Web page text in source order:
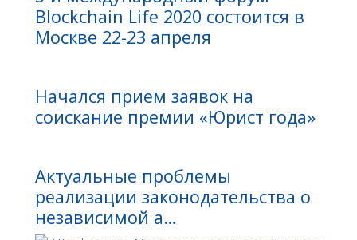
Blockchain Life 2020 состоится в
Москве 22-23 апреля
Начался прием заявок на
соискание премии «Юрист года»
Актуальные проблемы
реализации законодательства о
независимой а…